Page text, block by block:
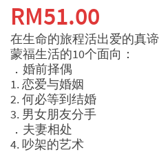
RM51.00
在生命的旅程活出爱的真谛
蒙福生活的10个面向：
．婚前择偶
1. 恋爱与婚姻
2. 何必等到结婚
3. 男女朋友分手
．夫妻相处
4. 吵架的艺术